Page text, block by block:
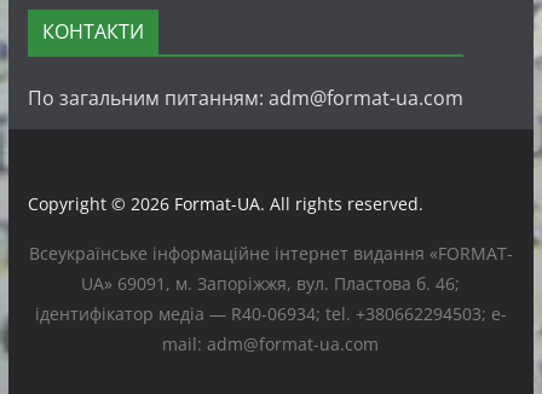
КОНТАКТИ
По загальним питанням: adm@format-ua.com
Copyright © 2026 Format-UA. All rights reserved.
Всеукраїнське інформаційне інтернет видання «FORMAT-
UA» 69091, м. Запоріжжя, вул. Пластова б. 46;
ідентифікатор медіа — R40-06934; tel. +380662294503; e-
mail: adm@format-ua.com